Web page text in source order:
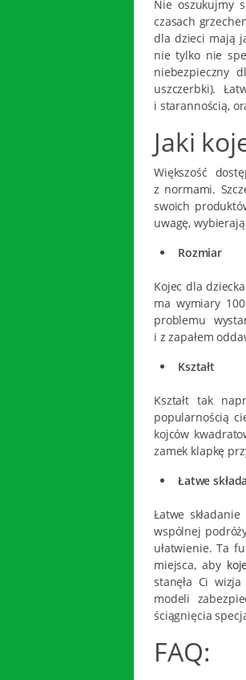
Nie oszukujmy
czasach
dla dzieci mają
nie tylko nie
niebezpieczny
uszczerbki).
i starannością,
Jaki
Większość
z normami.
swoich
uwagę,
Rozmiar
Kojec dla
ma wymiary
problemu
i z zapałem
Kształt
Kształt tak
popularnością
kojców
zamek klapkę
Łatwe
Łatwe
wspólnej
ułatwienie. Ta
miejsca, aby
stanęła Ci
modeli
ściągnięcia
FAQ: